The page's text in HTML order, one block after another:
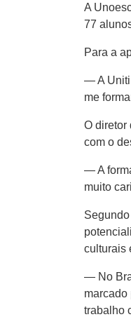
A
77
Para a
— A Uniti
me
O diretor
com o
— A
muito
culturais
— No
trabalho